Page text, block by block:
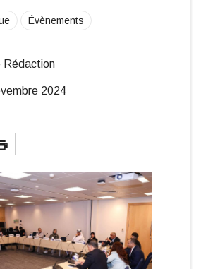
Évènements
Rédaction
2024